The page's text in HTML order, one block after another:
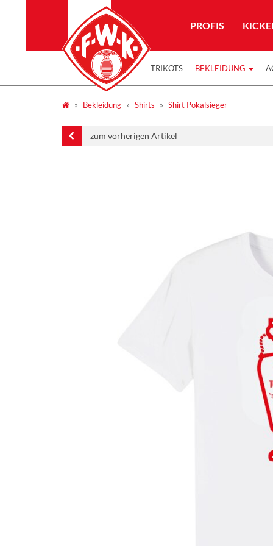
PROFIS
TRIKOTS BEKLEIDUNG
Bekleidung Shirts Shirt Pokalsieger
zum vorherigen Artikel